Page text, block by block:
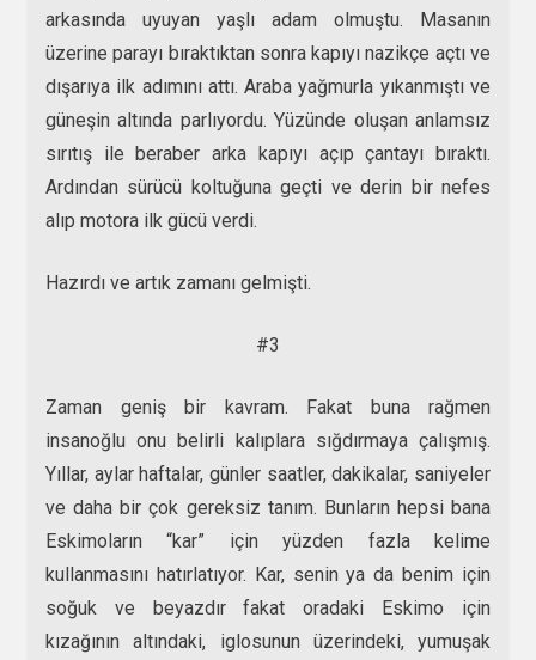
arkasında uyuyan yaşlı adam olmuştu. Masanın
üzerine parayı bıraktıktan sonra kapıyı nazikçe açtı ve
dışarıya ilk adımını attı. Araba yağmurla yıkanmıştı ve
güneşin altında parlıyordu. Yüzünde oluşan anlamsız
sırıtış ile beraber arka kapıyı açıp çantayı bıraktı.
Ardından sürücü koltuğuna geçti ve derin bir nefes
alıp motora ilk gücü verdi.
Hazırdı ve artık zamanı gelmişti.
#3
Zaman geniş bir kavram. Fakat buna rağmen
insanoğlu onu belirli kalıplara sığdırmaya çalışmış.
Yıllar, aylar haftalar, günler saatler, dakikalar, saniyeler
ve daha bir çok gereksiz tanım. Bunların hepsi bana
Eskimoların “kar” için yüzden fazla kelime
kullanmasını hatırlatıyor. Kar, senin ya da benim için
soğuk ve beyazdır fakat oradaki Eskimo için
kızağının altındaki, iglosunun üzerindeki, yumuşak